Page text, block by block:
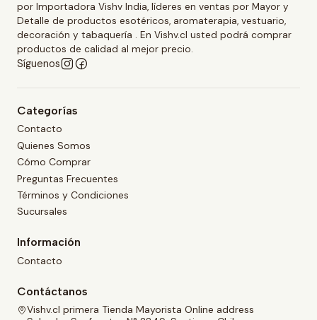
por Importadora Vishv India, líderes en ventas por Mayor y
Detalle de productos esotéricos, aromaterapia, vestuario,
decoración y tabaquería . En Vishv.cl usted podrá comprar
productos de calidad al mejor precio.
Síguenos
Categorías
Contacto
Quienes Somos
Cómo Comprar
Preguntas Frecuentes
Términos y Condiciones
Sucursales
Información
Contacto
Contáctanos
Vishv.cl primera Tienda Mayorista Online address